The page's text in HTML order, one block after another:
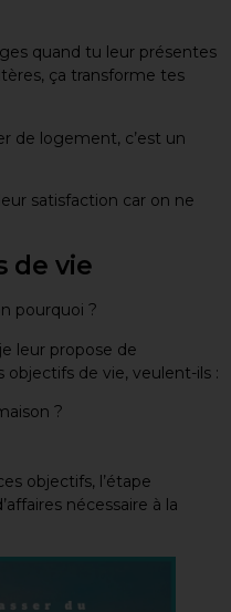
quand tu leur présentes
ça transforme tes
de logement, c’est un
satisfaction car on ne
de vie
pourquoi ?
leur propose de
de vie, veulent-ils :
?
objectifs, l’étape
nécessaire à la